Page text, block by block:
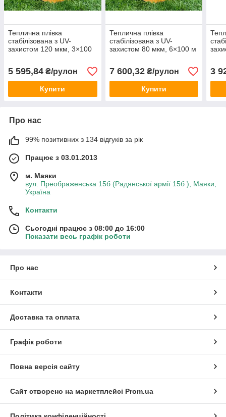
Теплична плівка
стабілізована з UV-
захистом 120 мкм, 3×100
5 595,84 ₴/рулон
Купити
Теплична плівка
стабілізована з UV-
захистом 80 мкм, 6×100 м
7 600,32₴/рулон
Купити
3
Про нас
99% позитивних з 134 відгуків за рік
Працює з 03.01.2013
м. Маяки
вул. Преображенська 15б (Радянської армії 15б ), Маяки,
Україна
Контакти
Сьогодні працює з 08:00 до 16:00
Показати весь графік роботи
Про нас
Контакти
Доставка та оплата
Графік роботи
Повна версія сайту
Сайт створено на маркетплейсі Prom.ua